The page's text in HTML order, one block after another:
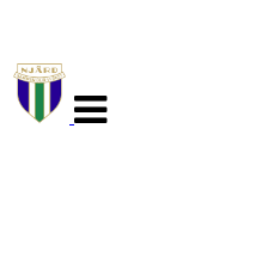
navigasjon